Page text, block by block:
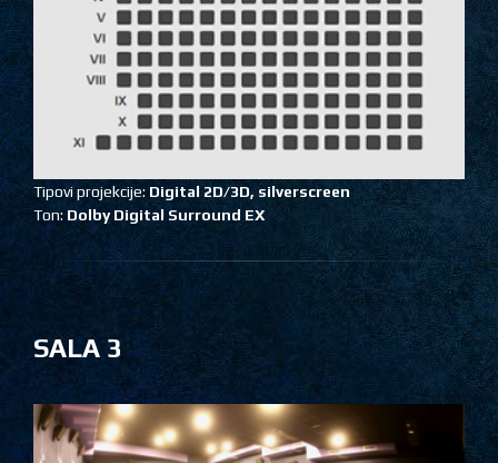
Tipovi projekcije: Digital 2D/3D, silverscreen
Ton: Dolby Digital Surround EX
SALA 3